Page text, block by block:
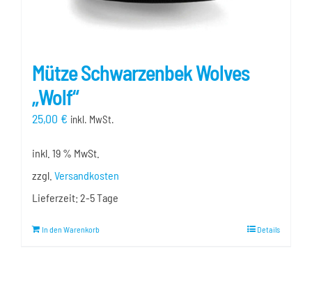
Mütze Schwarzenbek Wolves
„Wolf“
25,00 € inkl. MwSt.
inkl. 19 % MwSt.
zzgl. Versandkosten
Lieferzeit: 2-5 Tage
In den Warenkorb Details